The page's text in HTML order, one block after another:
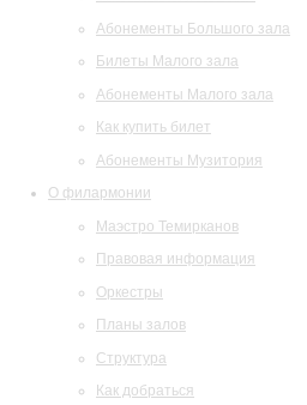
Абонементы Большого зала
Билеты Малого зала
Абонементы Малого зала
Как купить билет
Абонементы Музитория
О филармонии
Маэстро Темирканов
Правовая информация
Оркестры
Планы залов
Структура
Как добраться